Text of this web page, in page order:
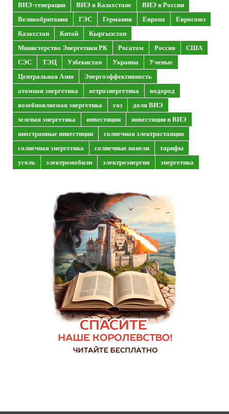
ВИЭ-генерация
ВИЭ в Казахстане
ВИЭ в России
Великобритания
ГЭС Германия Европа
Евросоюз
Казахстан
Китай
Кыргызстан
Министерство Энергетики РК
Росатом Россия
США
СЭС
ТЭЦ Узбекистан Украина
Ученые
Центральная Азия
Энергоэффективность
атомная энергетика
ветроэнергетика
водород
возобновляемая энергетика
газ
доля ВИЭ
зеленая энергетика
инвестиции
инвестиции в ВИЭ
иностранные инвестиции
солнечная электростанция
солнечная энергетика
солнечные панели
тарифы
уголь
электромобили электроэнергия энергетика